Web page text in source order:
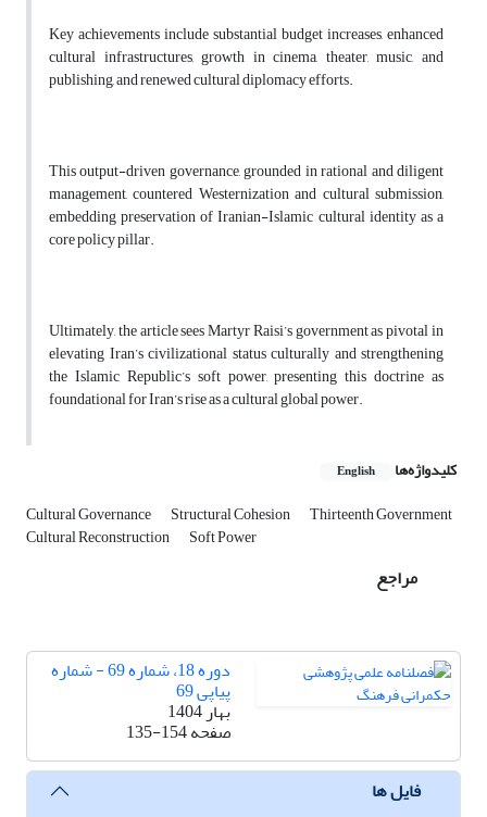
Key achievements include substantial budget increases, enhanced
cultural infrastructures, growth in cinema, theater, music, and
publishing, and renewed cultural diplomacy efforts.
This output-driven governance, grounded in rational and diligent
management, countered Westernization and cultural submission,
embedding preservation of Iranian-Islamic cultural identity as a
core policy pillar.
Ultimately, the article sees Martyr Raisi’s government as pivotal in
elevating Iran’s civilizational status culturally and strengthening
the Islamic Republic’s soft power, presenting this doctrine as
foundational for Iran’s rise as a cultural global power.
کلیدواژه‌ها English
Cultural Governance Structural Cohesion Thirteenth Government
Cultural Reconstruction Soft Power
مراجع
دوره 18، شماره 69 - شماره
پیاپی 69
بهار 1404
صفحه135-154
فایل ها